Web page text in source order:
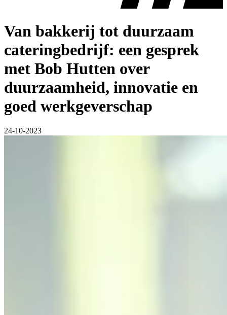
Van bakkerij tot duurzaam
cateringbedrijf: een gesprek
met Bob Hutten over
duurzaamheid, innovatie en
goed werkgeverschap
24-10-2023